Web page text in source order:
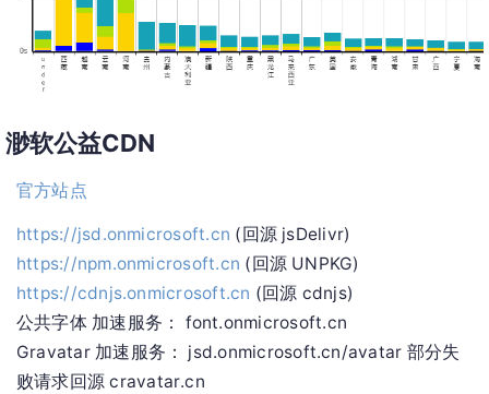
渺软公益CDN
官方站点
https://jsd.onmicrosoft.cn (回源 jsDelivr)
https://npm.onmicrosoft.cn (回源 UNPKG)
https://cdnjs.onmicrosoft.cn (回源 cdnjs)
公共字体 加速服务： font.onmicrosoft.cn
Gravatar 加速服务： jsd.onmicrosoft.cn/avatar 部分失
败请求回源 cravatar.cn